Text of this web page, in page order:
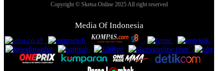
Copyright © Sketsa Online 2025 All right reserved
Media Of Indonesia